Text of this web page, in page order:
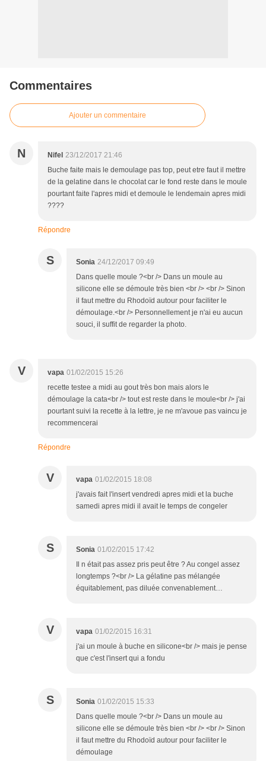
Commentaires
Ajouter un commentaire
N Nifel 23/12/2017 21:46
Buche faite mais le demoulage pas top, peut etre faut il mettre
de la gelatine dans le chocolat car le fond reste dans le moule
pourtant faite l'apres midi et demoule le lendemain apres midi
????
Répondre
S Sonia 24/12/2017 09:49
Dans quelle moule ?<br /> Dans un moule au
silicone elle se démoule très bien <br /> <br /> Sinon
il faut mettre du Rhodoïd autour pour faciliter le
démoulage.<br /> Personnellement je n'ai eu aucun
souci, il suffit de regarder la photo.
V vapa 01/02/2015 15:26
recette testee a midi au gout très bon mais alors le
démoulage la cata<br /> tout est reste dans le moule<br /> j'ai
pourtant suivi la recette à la lettre, je ne m'avoue pas vaincu je
recommencerai
Répondre
V vapa 01/02/2015 18:08
j'avais fait l'insert vendredi apres midi et la buche
samedi apres midi il avait le temps de congeler
S Sonia 01/02/2015 17:42
Il n était pas assez pris peut être ? Au congel assez
longtemps ?<br /> La gélatine pas mélangée
équitablement, pas diluée convenablement…
V vapa 01/02/2015 16:31
j'ai un moule à buche en silicone<br /> mais je pense
que c'est l'insert qui a fondu
S Sonia 01/02/2015 15:33
Dans quelle moule ?<br /> Dans un moule au
silicone elle se démoule très bien <br /> <br /> Sinon
il faut mettre du Rhodoïd autour pour faciliter le
démoulage